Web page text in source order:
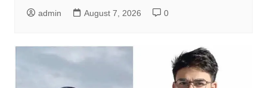
admin August 7, 2026 0